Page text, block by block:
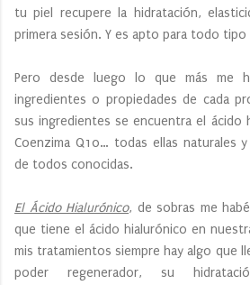
tu piel recupere la hidratación,
primera sesión. Y es apto para todo tipo
Pero desde luego lo que más me
ingredientes o propiedades de cada
sus ingredientes se encuentra el ácido
Coenzima Q10… todas ellas naturales
de todos conocidas.
El Ácido Hialurónico, de sobras me
que tiene el ácido hialurónico en
mis tratamientos siempre hay algo que
poder regenerador, su